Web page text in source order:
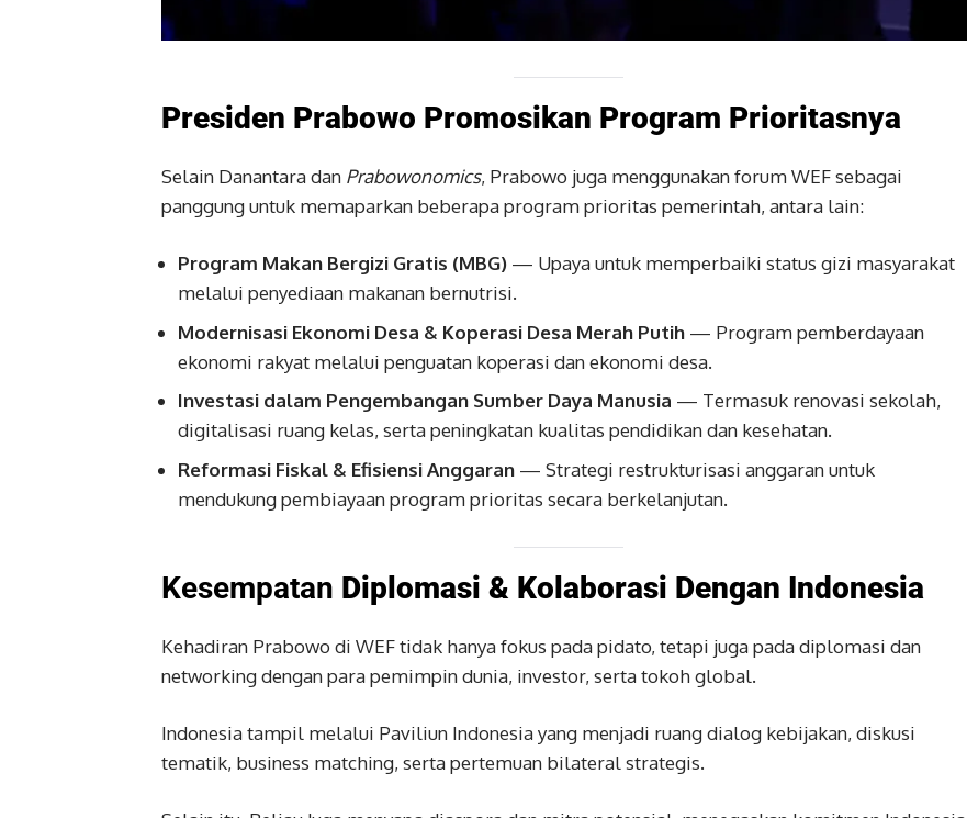
Presiden Prabowo Promosikan Program Prioritasnya
Selain Danantara dan Prabowonomics, Prabowo juga menggunakan forum WEF sebagai
panggung untuk memaparkan beberapa program prioritas pemerintah, antara lain:
Program Makan Bergizi Gratis (MBG) — Upaya untuk memperbaiki status gizi masyarakat
melalui penyediaan makanan bernutrisi.
Modernisasi Ekonomi Desa & Koperasi Desa Merah Putih — Program pemberdayaan
ekonomi rakyat melalui penguatan koperasi dan ekonomi desa.
Investasi dalam Pengembangan Sumber Daya Manusia — Termasuk renovasi sekolah,
digitalisasi ruang kelas, serta peningkatan kualitas pendidikan dan kesehatan.
Reformasi Fiskal & Efisiensi Anggaran — Strategi restrukturisasi anggaran untuk
mendukung pembiayaan program prioritas secara berkelanjutan.
Kesempatan Diplomasi & Kolaborasi Dengan Indonesia
Kehadiran Prabowo di WEF tidak hanya fokus pada pidato, tetapi juga pada diplomasi dan
networking dengan para pemimpin dunia, investor, serta tokoh global.
Indonesia tampil melalui Paviliun Indonesia yang menjadi ruang dialog kebijakan, diskusi
tematik, business matching, serta pertemuan bilateral strategis.